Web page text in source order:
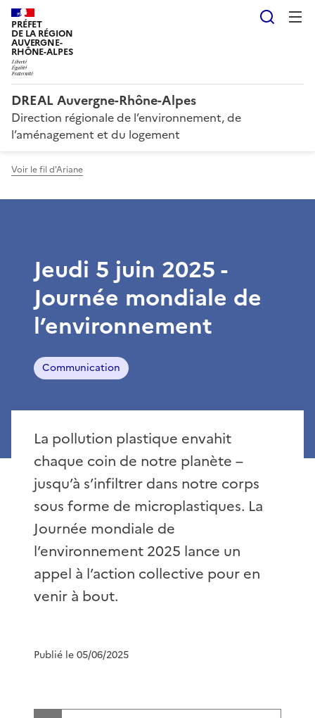
PRÉFET
DE LA RÉGION
AUVERGNE-
RHÔNE-ALPES
DREAL Auvergne-Rhône-Alpes
Direction régionale de l’environnement, de
l’aménagement et du logement
Voir le fil d'Ariane
Jeudi 5 juin 2025 -
Journée mondiale de
l’environnement
Communication
La pollution plastique envahit
chaque coin de notre planète –
jusqu’à s’infiltrer dans notre corps
sous forme de microplastiques. La
Journée mondiale de
l’environnement 2025 lance un
appel à l’action collective pour en
venir à bout.
Publié le 05/06/2025